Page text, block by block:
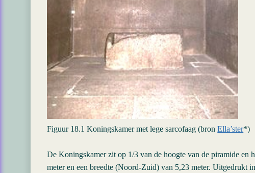
Figuur 18.1 Koningskamer met lege sarcofaag (bronElla’ster*)
De Koningskamer zit op 1/3 van de hoogte van de piramide en
meter en een breedte (Noord-Zuid) van 5,23 meter. Uitgedrukt